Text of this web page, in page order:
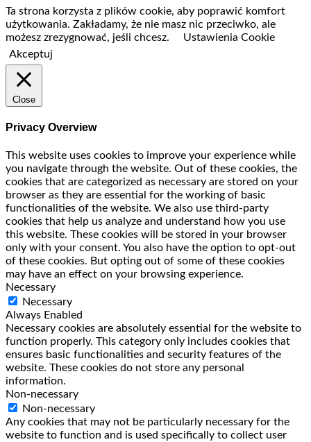
Ta strona korzysta z plików cookie, aby poprawić komfort
użytkowania. Zakładamy, że nie masz nic przeciwko, ale
możesz zrezygnować, jeśli chcesz.
Ustawienia Cookie
Akceptuj
Close
Privacy Overview
This website uses cookies to improve your experience while
you navigate through the website. Out of these cookies, the
cookies that are categorized as necessary are stored on your
browser as they are essential for the working of basic
functionalities of the website. We also use third-party
cookies that help us analyze and understand how you use
this website. These cookies will be stored in your browser
only with your consent. You also have the option to opt-out
of these cookies. But opting out of some of these cookies
may have an effect on your browsing experience.
Necessary
Necessary
Always Enabled
Necessary cookies are absolutely essential for the website to
function properly. This category only includes cookies that
ensures basic functionalities and security features of the
website. These cookies do not store any personal
information.
Non-necessary
Non-necessary
Any cookies that may not be particularly necessary for the
website to function and is used specifically to collect user